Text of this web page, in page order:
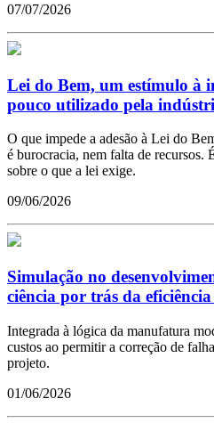
07/07/2026
Lei do Bem, um estímulo à
pouco utilizado pela
O que impede a adesão à Lei do
é burocracia, nem falta de recursos.
sobre o que a lei exige.
09/06/2026
Simulação no
ciência por trás da
Integrada à lógica da manufatura
custos ao permitir a correção de
projeto.
01/06/2026